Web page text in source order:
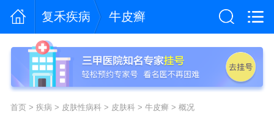
复禾疾病 牛皮癣
首页> 疾病 > 皮肤性病科> 皮肤科> 牛皮癣 > 概况